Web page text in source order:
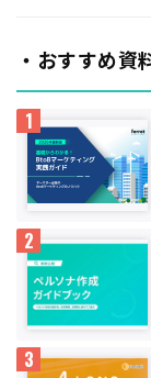
・おすすめ資